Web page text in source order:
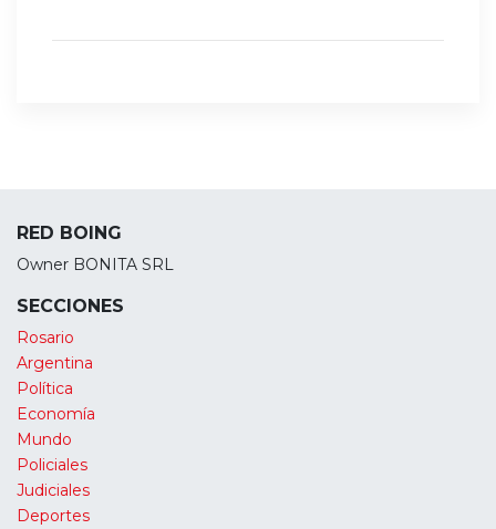
RED BOING
Owner BONITA SRL
SECCIONES
Rosario
Argentina
Política
Economía
Mundo
Policiales
Judiciales
Deportes